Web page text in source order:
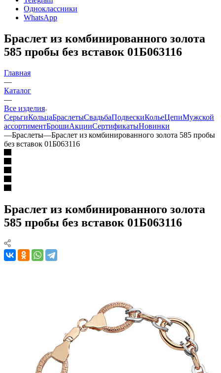
Одноклассники
WhatsApp
Браслет из комбинированного золота
585 пробы без вставок 01Б063116
Главная
—
Каталог
—
Все изделия
СерьгиКольцаБраслетыСвадьбаПодвескиКольеЦепиМужской
ассортиментБрошиАкцииСертификатыНовинки
—Браслеты—Браслет из комбинированного золота 585 пробы
без вставок 01Б063116
Браслет из комбинированного золота
585 пробы без вставок 01Б063116